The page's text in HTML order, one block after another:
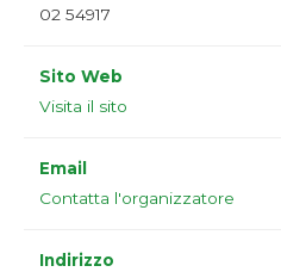
02 54917
Sito Web
Visita il sito
Email
Contatta l'organizzatore
Indirizzo